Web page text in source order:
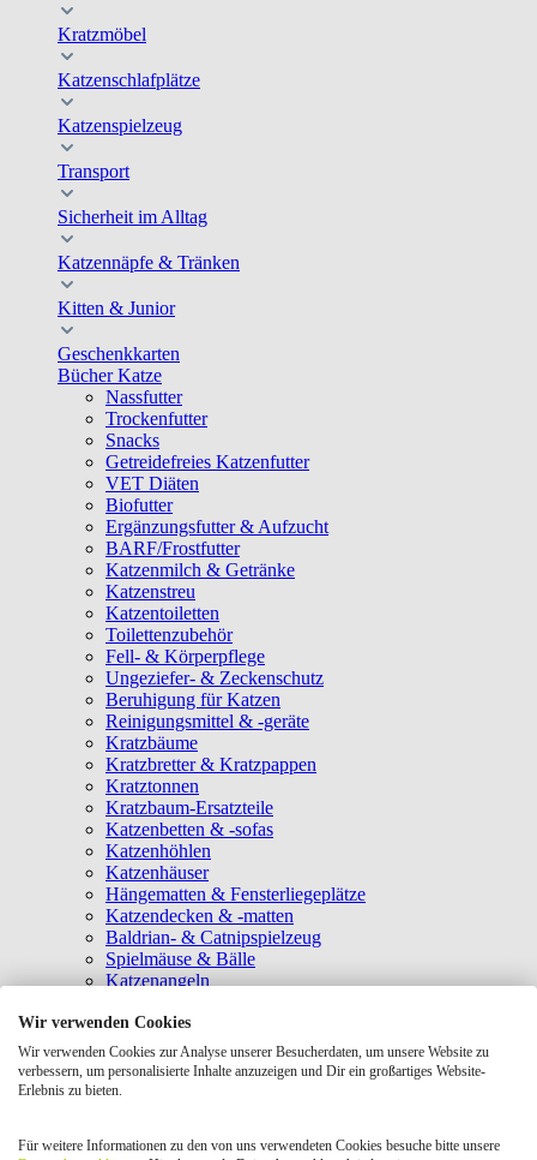
Kratzmöbel
Katzenschlafplätze
Katzenspielzeug
Transport
Sicherheit im Alltag
Katzennäpfe & Tränken
Kitten & Junior
Geschenkkarten
Bücher Katze
Nassfutter
Trockenfutter
Snacks
Getreidefreies Katzenfutter
VET Diäten
Biofutter
Ergänzungsfutter & Aufzucht
BARF/Frostfutter
Katzenmilch & Getränke
Katzenstreu
Katzentoiletten
Toilettenzubehör
Fell- & Körperpflege
Ungeziefer- & Zeckenschutz
Beruhigung für Katzen
Reinigungsmittel & -geräte
Kratzbäume
Kratzbretter & Kratzpappen
Kratztonnen
Kratzbaum-Ersatzteile
Katzenbetten & -sofas
Katzenhöhlen
Katzenhäuser
Hängematten & Fensterliegeplätze
Katzendecken & -matten
Baldrian- & Catnipspielzeug
Spielmäuse & Bälle
Katzenangeln
Laserpointer & Elektrospielzeug
Katzentunnel
Clicker & Target Sticks für Katzen
Weiteres Katzenspielzeug
Tragetaschen
Wir verwenden Cookies
Wir verwenden Cookies zur Analyse unserer Besucherdaten, um unsere Website zu
verbessern, um personalisierte Inhalte anzuzeigen und Dir ein großartiges Website-
Erlebnis zu bieten.
Für weitere Informationen zu den von uns verwendeten Cookies besuche bitte unsere